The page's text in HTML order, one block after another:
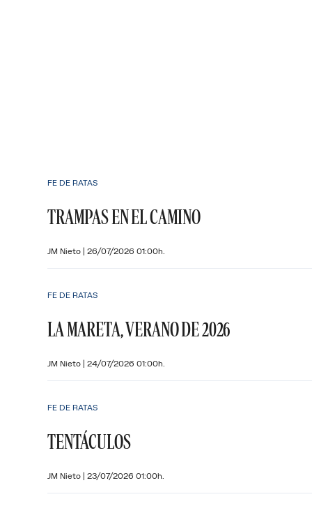
FE DE RATAS
TRAMPAS EN EL CAMINO
JM Nieto | 26/07/2026 01:00h.
FE DE RATAS
LA MARETA, VERANO DE 2026
JM Nieto | 24/07/2026 01:00h.
FE DE RATAS
TENTÁCULOS
JM Nieto | 23/07/2026 01:00h.